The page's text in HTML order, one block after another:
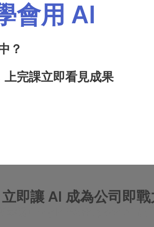
會用 AI
？
完課立即看見成果
即讓 AI 成為公司即戰